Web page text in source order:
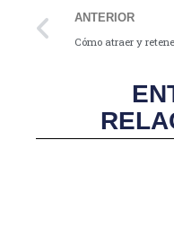
Prev
ANTERIOR